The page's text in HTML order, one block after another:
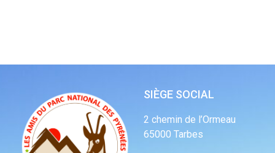
SIÈGE SOCIAL
2 chemin de l’Ormeau
65000 Tarbes